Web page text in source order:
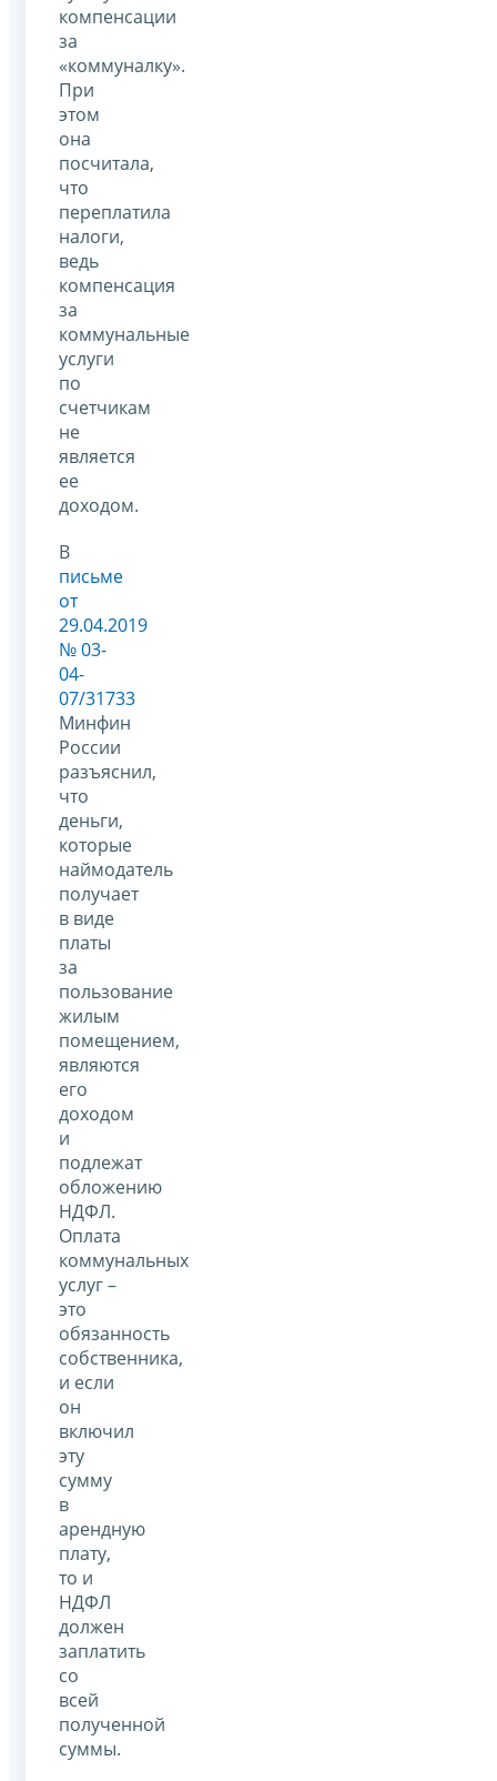
компенсации
за
«коммуналку».
При
этом
она
посчитала,
что
переплатила
налоги,
ведь
компенсация
за
коммунальные
услуги
по
счетчикам
не
является
ее
доходом.
В
письме
от
29.04.2019
№ 03-
04-
07/31733
Минфин
России
разъяснил,
что
деньги,
которые
наймодатель
получает
в виде
платы
за
пользование
жилым
помещением,
являются
его
доходом
и
подлежат
обложению
НДФЛ.
Оплата
коммунальных
услуг –
это
обязанность
собственника,
и если
он
включил
эту
сумму
в
арендную
плату,
то и
НДФЛ
должен
заплатить
со
всей
полученной
суммы.